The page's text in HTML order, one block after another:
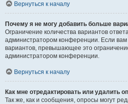
Вернуться к началу
Почему я не могу добавить больше
Ограничение количества вариантов
администратором конференции. Если вам
вариантов, превышающее это
администратором конференции.
Вернуться к началу
Как мне отредактировать или удалить
Так же, как и сообщения, опросы могут